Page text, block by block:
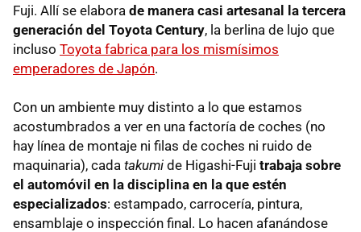
Fuji. Allí se elabora de manera casi artesanal la tercera
generación del Toyota Century, la berlina de lujo que
incluso Toyota fabrica para los mismísimos
emperadores de Japón.
Con un ambiente muy distinto a lo que estamos
acostumbrados a ver en una factoría de coches (no
hay línea de montaje ni filas de coches ni ruido de
maquinaria), cada takumi de Higashi-Fuji trabaja sobre
el automóvil en la disciplina en la que estén
especializados: estampado, carrocería, pintura,
ensamblaje o inspección final. Lo hacen afanándose